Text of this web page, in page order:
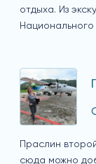
отдыха. Из
Национального
Праслин
сюда можно